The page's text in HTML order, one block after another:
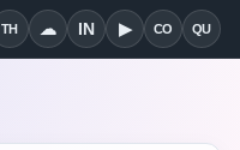
THThreads
☁Bluesky
INLinkedin
▶YouTube
CO QU